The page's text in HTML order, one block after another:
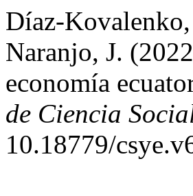
Díaz-
Naranjo, J.
economía
de Ciencia
10.18779/